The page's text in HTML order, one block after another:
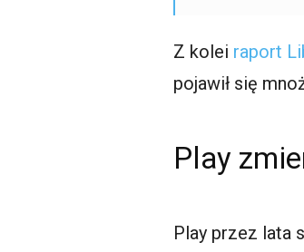
Z kolei raport
pojawił się
Play
Play przez lata